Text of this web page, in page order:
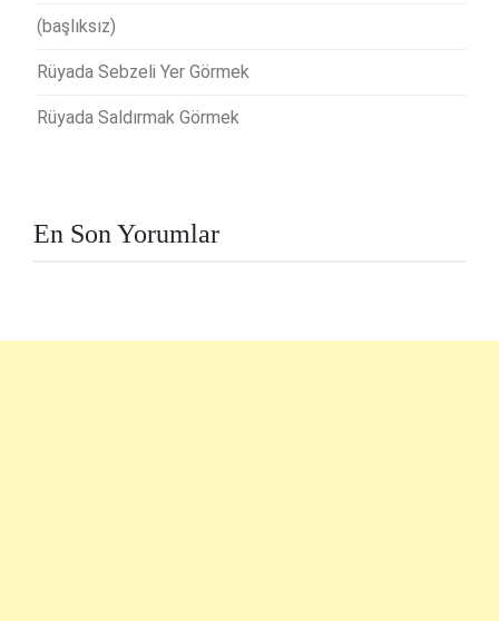
(başlıksız)
Rüyada Sebzeli Yer Görmek
Rüyada Saldırmak Görmek
En Son Yorumlar